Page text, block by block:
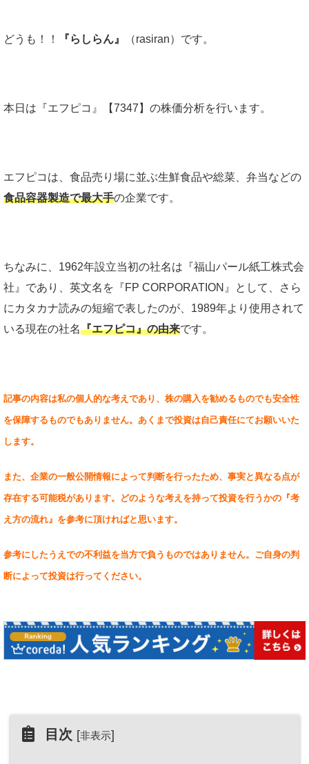
どうも！！ 『らしらん』 （rasiran）です。
本日は『エフピコ』【7347】の株価分析を行います。
エフピコは、食品売り場に並ぶ生鮮食品や総菜、弁当などの
食品容器製造で最大手の企業です。
ちなみに、1962年設立当初の社名は『福山パール紙工株式会
社』であり、英文名を『FP CORPORATION』として、さら
にカタカナ読みの短縮で表したのが、1989年より使用されて
いる現在の社名『エフピコ』の由来です。
記事の内容は私の個人的な考えであり、株の購入を勧めるものでも安全性
を保障するものでもありません。あくまで投資は自己責任にてお願いいた
します。
また、企業の一般公開情報によって判断を行ったため、事実と異なる点が
存在する可能税があります。どのような考えを持って投資を行うかの『考
え方の流れ』を参考に頂ければと思います。
参考にしたうえでの不利益を当方で負うものではありません。ご自身の判
断によって投資は行ってください。
目次 [非表示]